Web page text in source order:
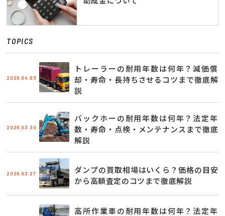
TOPICS
2026.04.03
トレーラーの耐用年数は何年？減価償
却・寿命・長持ちさせるコツまで徹底解
説
2026.03.30
バックホーの耐用年数は何年？法定年
数・寿命・点検・メンテナンスまで徹底
解説
2026.03.27
ダンプの買取相場はいくら？価格の目安
から高額査定のコツまで徹底解説
高所作業車の耐用年数は何年？法定年